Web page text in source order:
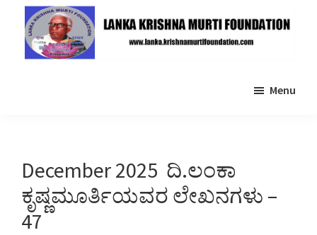
primary
Menu
December 2025 ದಿ.ಲಂಕಾ
ಕೃಷ್ಣಮೂರ್ತಿಯವರ ಲೇಖನಗಳು –
47